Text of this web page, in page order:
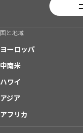
国と地域
ヨーロッパ
中南米
ハワイ
アジア
アフリカ